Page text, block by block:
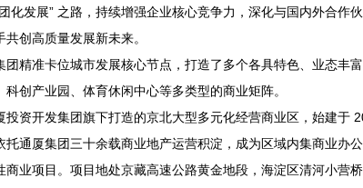
化发展” 之路，持续增强企业核心竞争力，深化与国内外合作
创高质量发展新未来。
团精准卡位城市发展核心节点，打造了多个各具特色、业态丰
创产业园、体育休闲中心等多类型的商业矩阵。
资开发集团旗下打造的京北大型多元化经营商业区，始建于
通厦集团三十余载商业地产运营积淀，成为区域内集商业办
商业项目。项目地处京藏高速公路黄金地段，海淀区清河小营